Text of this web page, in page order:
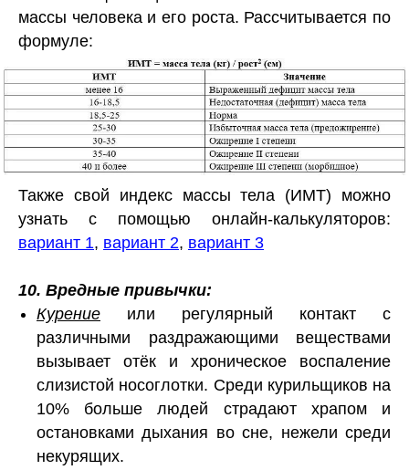
массы человека и его роста. Рассчитывается по
формуле:
Также свой индекс массы тела (ИМТ) можно
узнать с помощью онлайн-калькуляторов:
вариант 1, вариант 2, вариант 3
10. Вредные привычки:
Курение или регулярный контакт с
различными раздражающими веществами
вызывает отёк и хроническое воспаление
слизистой носоглотки. Среди курильщиков на
10% больше людей страдают храпом и
остановками дыхания во сне, нежели среди
некурящих.